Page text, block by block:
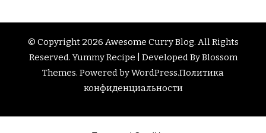
© Copyright 2026 Awesome Curry Blog. All Rights
Reserved.Yummy Recipe | Developed ByBlossom
Themes. Powered byWordPress.Политика
конфиденциальности